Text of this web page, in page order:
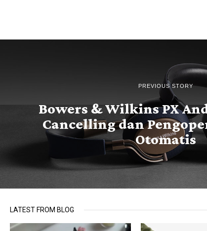
PREVIOUS STORY
Bowers & Wilkins PX
Cancelling dan
Otomatis
LATEST FROM BLOG